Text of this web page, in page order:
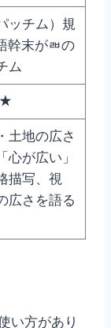
ッチム）規
幹末がㄼの
ム
土地の広さ
心が広い」
描写、視
広さを語る
い方があり